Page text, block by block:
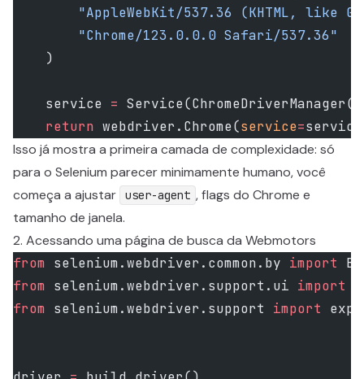
"AppleWebKit/537.36 (KHTML, like
        "Chrome/123.0.0.0 Safari/537.36"
    )
    service
=
    return
webdriver.Chrome(service=
Isso já mostra a primeira camada de complexidade: só
para o Selenium parecer minimamente humano, você
começa a ajustar
user-agent , flags do Chrome e
tamanho de janela.
2. Acessando uma página de busca da Webmotors
from selenium.webdriver.common.by import By
from selenium.webdriver.support.ui import
from selenium.webdriver.support import